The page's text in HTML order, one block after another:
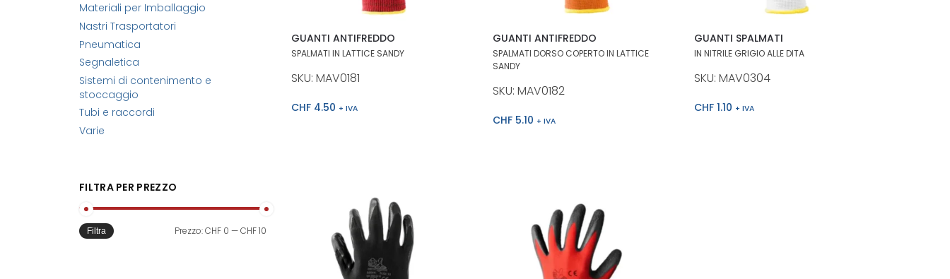
Materiali per Imballaggio
Nastri Trasportatori
Pneumatica
Segnaletica
Sistemi di contenimento e
stoccaggio
Tubi e raccordi
Varie
FILTRA PER PREZZO
Filtra Prezzo:CHF 0 —CHF 10
GUANTI ANTIFREDDO
SPALMATI IN LATTICE SANDY
SKU: MAV0181
CHF 4.50 + IVA
GUANTI ANTIFREDDO
SPALMATI DORSO COPERTO IN LATTICE
SANDY
SKU: MAV0182
CHF 5.10 + IVA
GUANTI SPALMATI
IN NITRILE GRIGIO ALLE DITA
SKU: MAV0304
CHF 1.10 + IVA